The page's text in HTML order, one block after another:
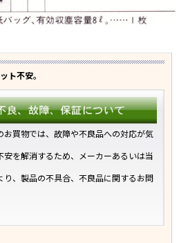
ト不安。
お買物では、故障や不良品への対応が気
を解消するため、メーカーあるいは当
、製品の不具合、不良品に関するお問